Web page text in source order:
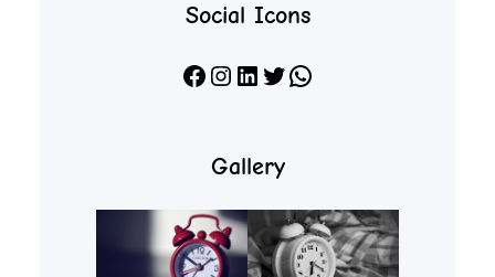
Social Icons
Facebook Instagram LinkedIn X WhatsApp
Gallery